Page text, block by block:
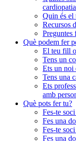
Quin és el
Recursos
Preguntes
Què podem fer
El teu fill
Tens un
Ets un noi
Tens una
Ets
amb
Què pots fer tu?
Fes-te
Fes una
Fes-te
Fes una